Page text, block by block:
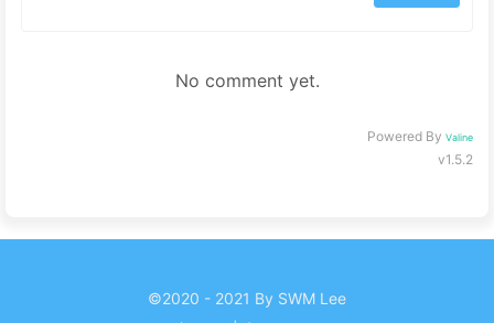
No comment yet.
Powered By Valine
v1.5.2
©2020 - 2021 By SWM Lee